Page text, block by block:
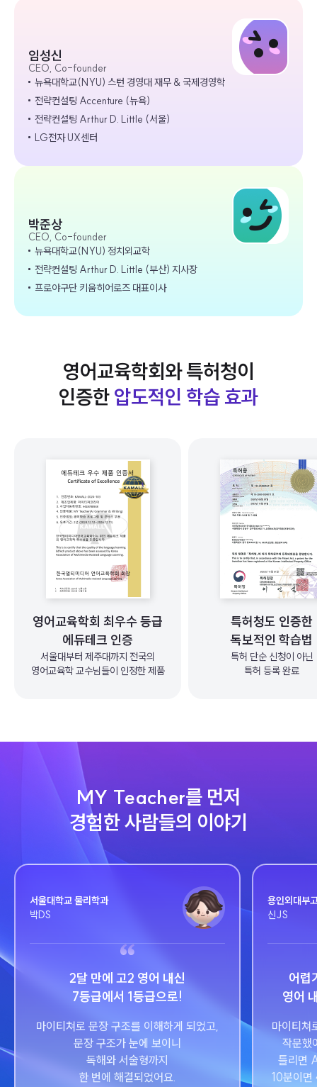
임성신
CEO, Co-founder
뉴욕대학교(NYU) 스턴 경영대 재무 & 국제경영학
전략컨설팅 Accenture (뉴욕)
전략컨설팅 Arthur D. Little (서울)
LG전자 UX센터
박준상
CEO, Co-founder
뉴욕대학교(NYU) 정치외교학
전략컨설팅 Arthur D. Little (부산) 지사장
프로야구단 키움히어로즈 대표이사
영어교육학회와 특허청이
인증한 압도적인 학습 효과
영어교육학회 최우수 등급
에듀테크 인증
서울대부터 제주대까지 전국의
영어교육학 교수님들이 인정한 제품
특허청도 인증한
독보적인 학습법
특허 단순 신청이 아닌
특허 등록 완료
MY Teacher를 먼저
경험한 사람들의 이야기
서울대학교 물리학과
박DS
2달 만에 고2 영어 내신
7등급에서 1등급으로!
마이티쳐로 문장 구조를 이해하게 되었고,
문장 구조가 눈에 보이니
독해와 서술형까지
한 번에 해결되었어요.
용인외대부
신JS
어렵
영어
마이티쳐
작문했
틀리면
10분이면